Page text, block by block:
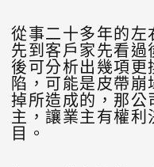
從事二十多年的左
先到客戶家先看過
後可分析出幾項更
陷，可能是皮帶
掉所造成的，那公
主，讓業主有權
目。